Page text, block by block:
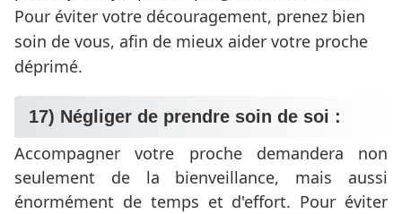
Pour éviter votre découragement, prenez bien
soin de vous, afin de mieux aider votre proche
déprimé.
17) Négliger de prendre soin de soi :
Accompagner votre proche demandera non
seulement de la bienveillance, mais aussi
énormément de temps et d'effort. Pour éviter